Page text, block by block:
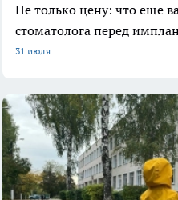
Не только цену: что еще
стоматолога перед
31 июля